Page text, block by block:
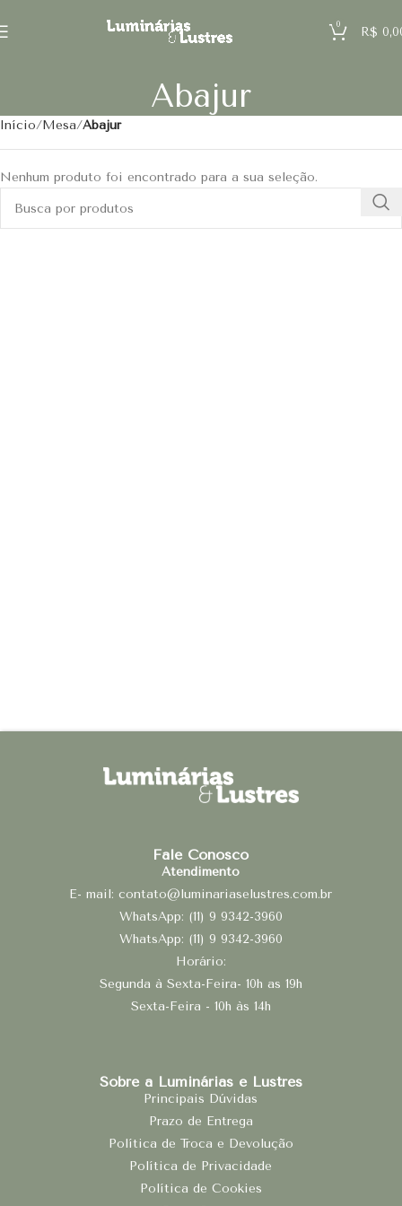
0
R$
Abajur
Início Mesa Abajur
Nenhum produto foi encontrado para a sua seleção.
Fale Conosco
Atendimento
E- mail: contato@luminariaselustres.com.br
WhatsApp: (11) 9 9342-3960
WhatsApp: (11) 9 9342-3960
Horário:
Segunda à Sexta-Feira- 10h as 19h
Sexta-Feira - 10h às 14h
Sobre a Luminárias e Lustres
Principais Dúvidas
Prazo de Entrega
Política de Troca e Devolução
Política de Privacidade
Política de Cookies